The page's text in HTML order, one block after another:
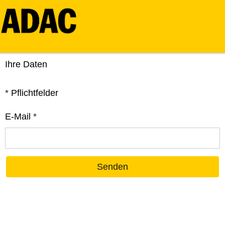
Ihre Daten
* Pflichtfelder
E-Mail *
Senden